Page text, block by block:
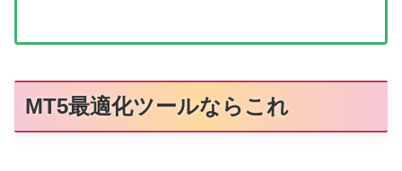
MT5最適化ツールならこれ